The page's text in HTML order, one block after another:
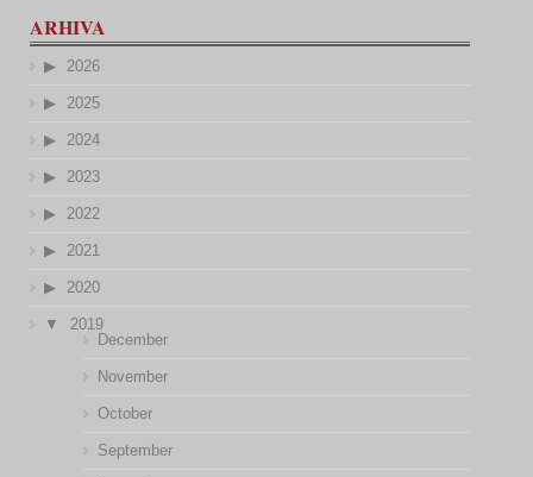
ARHIVA
2026
2025
2024
2023
2022
2021
2020
2019
December
November
October
September